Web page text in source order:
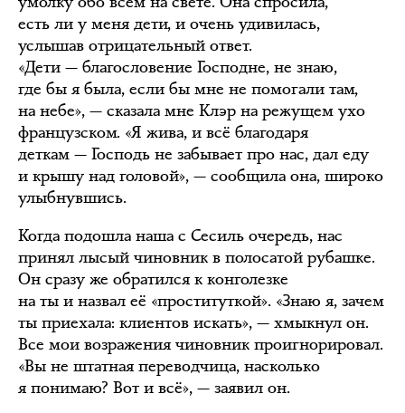
есть ли у меня дети, и очень удивилась,
услышав отрицательный ответ.
«Дети — благословение Господне, не знаю,
где бы я была, если бы мне не помогали там,
на небе», — сказала мне Клэр на режущем ухо
французском. «Я жива, и всё благодаря
деткам — Господь не забывает про нас, дал еду
и крышу над головой», — сообщила она, широко
улыбнувшись.
Когда подошла наша с Сесиль очередь, нас
принял лысый чиновник в полосатой рубашке.
Он сразу же обратился к конголезке
на ты и назвал её «проституткой». «Знаю я, зачем
ты приехала: клиентов искать», — хмыкнул он.
Все мои возражения чиновник проигнорировал.
«Вы не штатная переводчица, насколько
я понимаю? Вот и всё», — заявил он.